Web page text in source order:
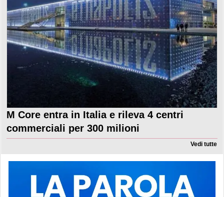
M Core entra in Italia e rileva 4 centri
commerciali per 300 milioni
Vedi tutte